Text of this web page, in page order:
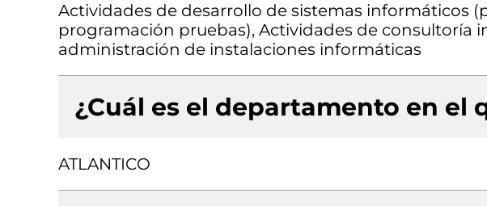
Actividades de desarrollo de sistemas informáticos
programación pruebas), Actividades de consultoría
administración de instalaciones informáticas
¿Cuál es el departamento en el
ATLANTICO